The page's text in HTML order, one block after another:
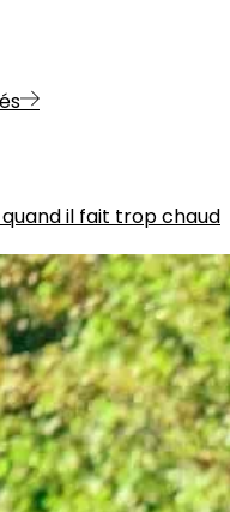
quand il fait trop chaud